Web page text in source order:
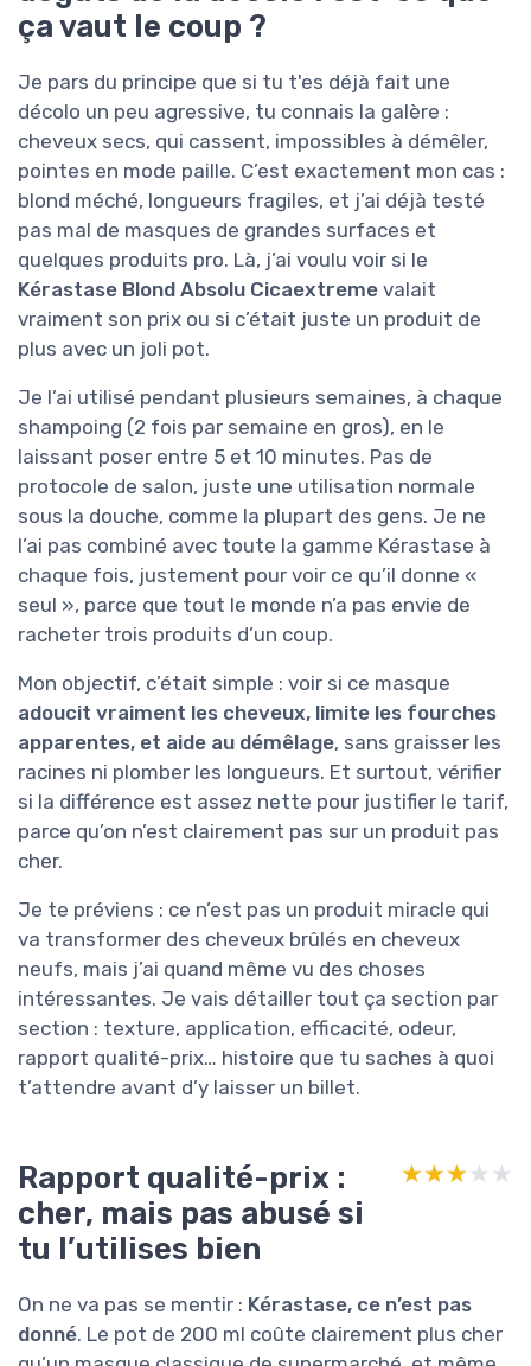
ça vaut le coup ?
Je pars du principe que si tu t'es déjà fait une
décolo un peu agressive, tu connais la galère :
cheveux secs, qui cassent, impossibles à démêler,
pointes en mode paille. C’est exactement mon cas :
blond méché, longueurs fragiles, et j’ai déjà testé
pas mal de masques de grandes surfaces et
quelques produits pro. Là, j’ai voulu voir si le
Kérastase Blond Absolu Cicaextreme valait
vraiment son prix ou si c’était juste un produit de
plus avec un joli pot.
Je l’ai utilisé pendant plusieurs semaines, à chaque
shampoing (2 fois par semaine en gros), en le
laissant poser entre 5 et 10 minutes. Pas de
protocole de salon, juste une utilisation normale
sous la douche, comme la plupart des gens. Je ne
l’ai pas combiné avec toute la gamme Kérastase à
chaque fois, justement pour voir ce qu’il donne «
seul », parce que tout le monde n’a pas envie de
racheter trois produits d’un coup.
Mon objectif, c’était simple : voir si ce masque
adoucit vraiment les cheveux, limite les fourches
apparentes, et aide au démêlage, sans graisser les
racines ni plomber les longueurs. Et surtout, vérifier
si la différence est assez nette pour justifier le tarif,
parce qu’on n’est clairement pas sur un produit pas
cher.
Je te préviens : ce n’est pas un produit miracle qui
va transformer des cheveux brûlés en cheveux
neufs, mais j’ai quand même vu des choses
intéressantes. Je vais détailler tout ça section par
section : texture, application, efficacité, odeur,
rapport qualité-prix… histoire que tu saches à quoi
t’attendre avant d’y laisser un billet.
Rapport qualité-prix :
cher, mais pas abusé si
tu l’utilises bien
★★★★★
★★★★★
On ne va pas se mentir : Kérastase, ce n’est pas
donné. Le pot de 200 ml coûte clairement plus cher